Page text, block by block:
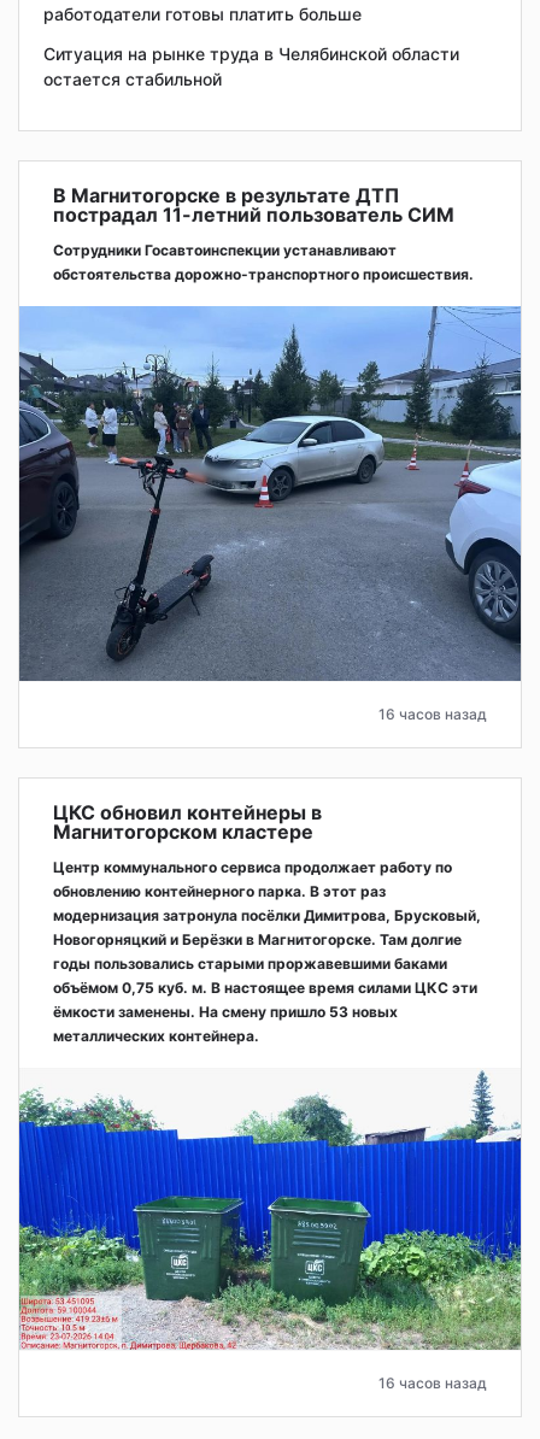
работодатели готовы платить больше
Ситуация на рынке труда в Челябинской области
остается стабильной
В Магнитогорске в результате ДТП
пострадал 11-летний пользователь СИМ
Сотрудники Госавтоинспекции устанавливают
обстоятельства дорожно-транспортного происшествия.
16 часов назад
ЦКС обновил контейнеры в
Магнитогорском кластере
Центр коммунального сервиса продолжает работу по
обновлению контейнерного парка. В этот раз
модернизация затронула посёлки Димитрова, Брусковый,
Новогорняцкий и Берёзки в Магнитогорске. Там долгие
годы пользовались старыми проржавевшими баками
объёмом 0,75 куб. м. В настоящее время силами ЦКС эти
ёмкости заменены. На смену пришло 53 новых
металлических контейнера.
16 часов назад